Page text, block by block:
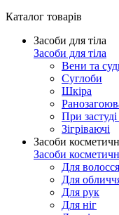
Каталог товарів
Засоби для тіла
Засоби для тіла
Вени та
Суглоби
Шкіра
При застуді
Зігріваючі
Засоби
Засоби
Для волосся
Для
Для рук
Для ніг